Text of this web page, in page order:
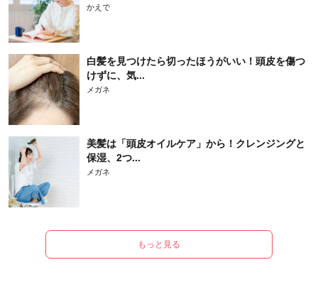
かえで
白髪を見つけたら切ったほうがいい！頭皮を傷つ
けずに、気...
メガネ
美髪は「頭皮オイルケア」から！クレンジングと
保湿、2つ...
メガネ
もっと見る